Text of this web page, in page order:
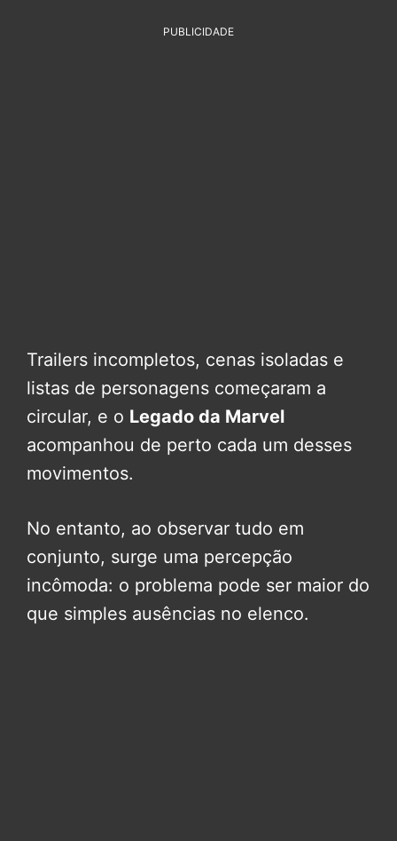
PUBLICIDADE
Trailers incompletos, cenas isoladas e
listas de personagens começaram a
circular, e o Legado da Marvel
acompanhou de perto cada um desses
movimentos.
No entanto, ao observar tudo em
conjunto, surge uma percepção
incômoda: o problema pode ser maior do
que simples ausências no elenco.